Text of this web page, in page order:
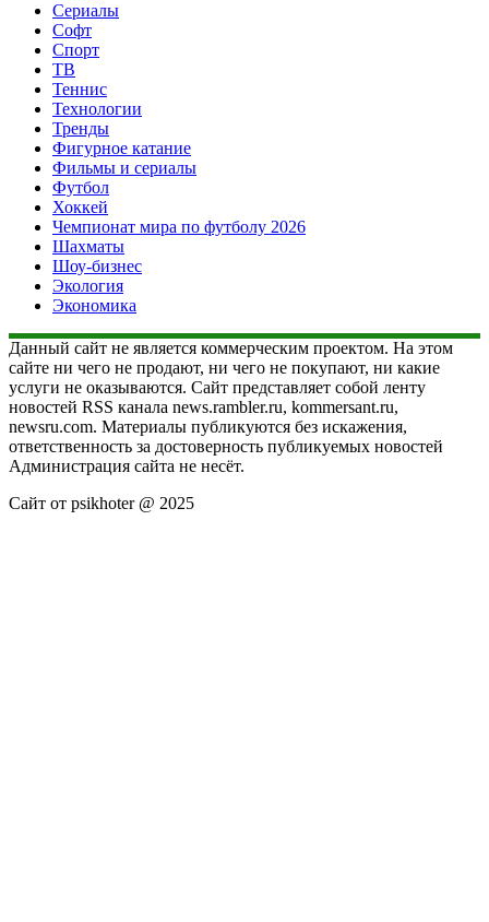
Сериалы
Софт
Спорт
ТВ
Теннис
Технологии
Тренды
Фигурное катание
Фильмы и сериалы
Футбол
Хоккей
Чемпионат мира по футболу 2026
Шахматы
Шоу-бизнес
Экология
Экономика
Данный сайт не является коммерческим проектом. На этом
сайте ни чего не продают, ни чего не покупают, ни какие
услуги не оказываются. Сайт представляет собой ленту
новостей RSS канала news.rambler.ru, kommersant.ru,
newsru.com. Материалы публикуются без искажения,
ответственность за достоверность публикуемых новостей
Администрация сайта не несёт.
Сайт от psikhoter @ 2025